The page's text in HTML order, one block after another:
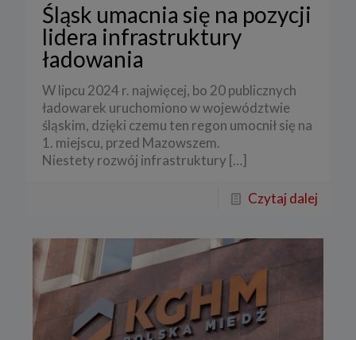
Śląsk umacnia się na pozycji
lidera infrastruktury
ładowania
W lipcu 2024 r. najwięcej, bo 20 publicznych
ładowarek uruchomiono w województwie
śląskim, dzięki czemu ten regon umocnił się na
1. miejscu, przed Mazowszem.
Niestety rozwój infrastruktury […]
Czytaj dalej